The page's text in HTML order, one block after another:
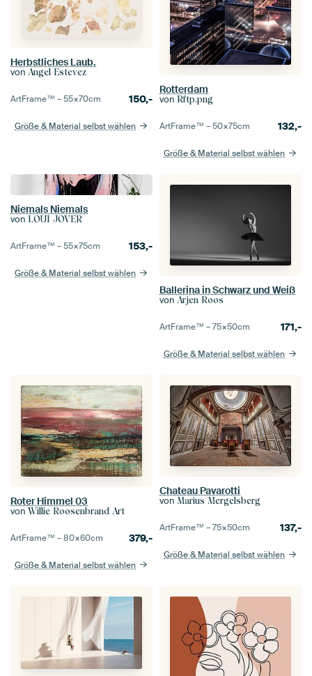
Herbstliches Laub.
von Angel Estevez
ArtFrame™ –55×70cm 150,-
Größe & Material selbst wählen
Rotterdam
von Rftp.png
ArtFrame™ –50×75cm 132,-
Größe & Material selbst wählen
Niemals Niemals
von LOUI JOVER
ArtFrame™ –55×75cm 153,-
Größe & Material selbst wählen
Ballerina in Schwarz und Weiß
von Arjen Roos
ArtFrame™ –75×50cm 171,-
Größe & Material selbst wählen
Roter Himmel 03
von Willie Roosenbrand Art
ArtFrame™ –80×60cm 379,-
Größe & Material selbst wählen
Chateau Pavarotti
von Marius Mergelsberg
ArtFrame™ –75×50cm 137,-
Größe & Material selbst wählen